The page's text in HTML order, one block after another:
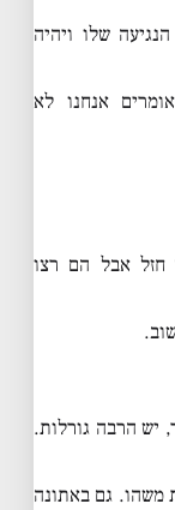
שלו ויהיה
אנחנו לא
חזל אבל הם רצו
יש הרבה גורלות.
משהו. גם באתונה